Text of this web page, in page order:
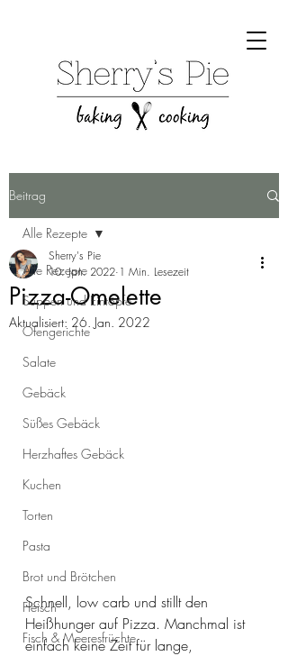
Beitrag
Alle Rezepte
Suppen und Eintöpfe
Ofengerichte
Salate
Gebäck
Süßes Gebäck
Herzhaftes Gebäck
Kuchen
Torten
Pasta
Brot und Brötchen
Fleisch
Fisch & Meeresfrüchte
Alle Rezepte
Pizza-Omelette
Sherry's Pie
10. Jan. 2022 1 Min. Lesezeit
Aktualisiert: 26. Jan. 2022
Schnell, low carb und stillt den
Heißhunger auf Pizza. Manchmal ist
einfach keine Zeit für lange,